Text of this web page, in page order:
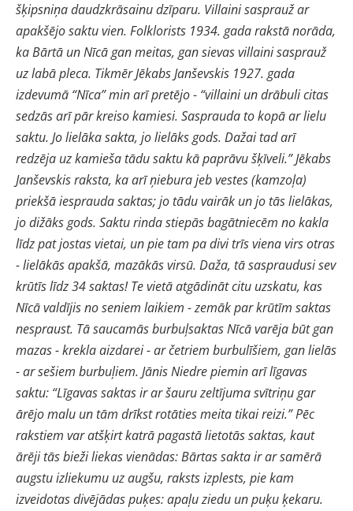
šķipsniņa daudzkrāsainu dzīparu. Villaini sasprauž ar
apakšējo saktu vien. Folklorists 1934. gada rakstā norāda,
ka Bārtā un Nīcā gan meitas, gan sievas villaini sasprauž
uz labā pleca. Tikmēr Jēkabs Janševskis 1927. gada
izdevumā “Nīca” min arī pretējo - “villaini un drābuli citas
sedzās arī pār kreiso kamiesi. Sasprauda to kopā ar lielu
saktu. Jo lielāka sakta, jo lielāks gods. Dažai tad arī
redzēja uz kamieša tādu saktu kā paprāvu šķīveli.” Jēkabs
Janševskis raksta, ka arī ņiebura jeb vestes (kamzoļa)
priekšā iesprauda saktas; jo tādu vairāk un jo tās lielākas,
jo dižāks gods. Saktu rinda stiepās bagātniecēm no kakla
līdz pat jostas vietai, un pie tam pa divi trīs viena virs otras
- lielākās apakšā, mazākās virsū. Daža, tā saspraudusi sev
krūtīs līdz 34 saktas! Te vietā atgādināt citu uzskatu, kas
Nīcā valdījis no seniem laikiem - zemāk par krūtīm saktas
nespraust. Tā saucamās burbuļsaktas Nīcā varēja būt gan
mazas - krekla aizdarei - ar četriem burbulīšiem, gan lielās
- ar sešiem burbuļiem. Jānis Niedre piemin arī līgavas
saktu: “Līgavas saktas ir ar šauru zeltījuma svītriņu gar
ārējo malu un tām drīkst rotāties meita tikai reizi.” Pēc
rakstiem var atšķirt katrā pagastā lietotās saktas, kaut
ārēji tās bieži liekas vienādas: Bārtas sakta ir ar samērā
augstu izliekumu uz augšu, raksts izplests, pie kam
izveidotas divējādas puķes: apaļu ziedu un puķu ķekaru.